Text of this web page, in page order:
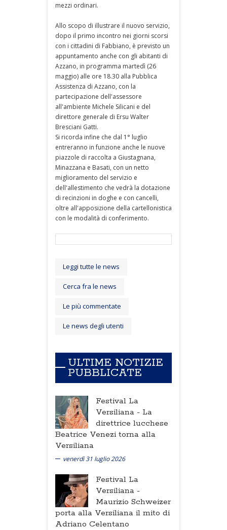
mezzi ordinari.
Allo scopo di illustrare il nuovo servizio,
dopo il primo incontro nei giorni scorsi
con i cittadini di Fabbiano, è previsto un
appuntamento anche con gli abitanti di
Azzano, in programma martedì (26
maggio) alle ore 18.30 alla Pubblica
Assistenza di Azzano, con la
partecipazione dell'assessore
all'ambiente Michele Silicani e del
direttore generale di Ersu Walter
Bresciani Gatti.
Si ricorda infine che dal 1° luglio
entreranno in funzione anche le nuove
piazzole di raccolta a Giustagnana,
Minazzana e Basati, con un netto
miglioramento del servizio e
dell'allestimento che vedrà la dotazione
di recinzioni in doghe e con cancelli,
oltre all'apposizione della cartellonistica
con le modalità di conferimento.
Leggi tutte le news
Cerca fra le news
Le più commentate
Le news degli utenti
ULTIME NOTIZIE
PUBBLICATE
Festival La
Versiliana - La
direttrice lucchese
Beatrice Venezi torna alla
Versiliana
venerdì 31 luglio 2026
Festival La
Versiliana -
Maurizio Schweizer
porta alla Versiliana il mito di
Adriano Celentano